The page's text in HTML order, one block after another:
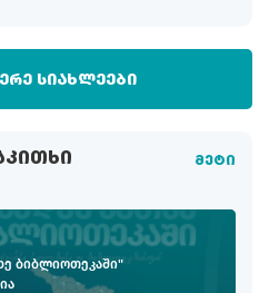
სიახლეები
მეტი
ბიბლიოთეკაში"